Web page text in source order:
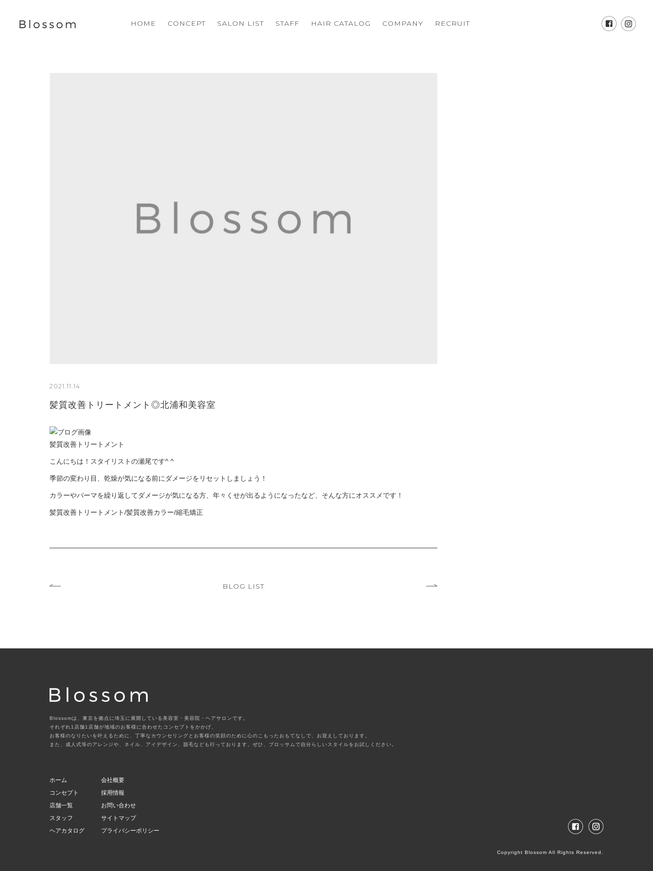
HOME CONCEPT SALON LIST STAFF HAIR CATALOG COMPANY RECRUIT
2021.11.14
髪質改善トリートメント◎北浦和美容室
髪質改善トリートメント
こんにちは！スタイリストの瀬尾です^ ^
季節の変わり目、乾燥が気になる前にダメージをリセットしましょう！
カラーやパーマを繰り返してダメージが気になる方、年々くせが出るようになったなど、そんな方にオススメです！
髪質改善トリートメント/髪質改善カラー/縮毛矯正
BLOG LIST
Blossomは、東京を拠点に埼玉に展開している美容室・美容院・ヘアサロンです。
それぞれ1店舗1店舗が地域のお客様に合わせたコンセプトをかかげ、
お客様のなりたいを叶えるために、丁寧なカウンセリングとお客様の笑顔のために心のこもったおもてなしで、お迎えしております。
また、成人式等のアレンジや、ネイル、アイデザイン、脱毛なども行っております。ぜひ、ブロッサムで自分らしいスタイルをお試しください。
ホーム
コンセプト
店舗一覧
スタッフ
ヘアカタログ
会社概要
採用情報
お問い合わせ
サイトマップ
プライバシーポリシー
Copyright Blossom All Rights Reserved.